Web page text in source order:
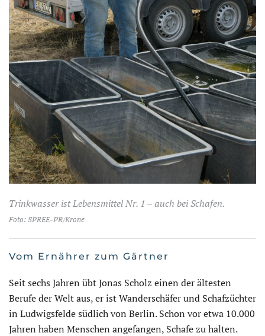
Trinkwasser ist Lebensmittel Nr. 1 – auch bei Schafen.
Foto: SPREE-PR/Krone
Vom Ernährer zum Gärtner
Seit sechs Jahren übt Jonas Scholz einen der ältesten
Berufe der Welt aus, er ist Wanderschäfer und Schafzüchter
in Ludwigsfelde südlich von Berlin. Schon vor etwa 10.000
Jahren haben Menschen angefangen, Schafe zu halten.